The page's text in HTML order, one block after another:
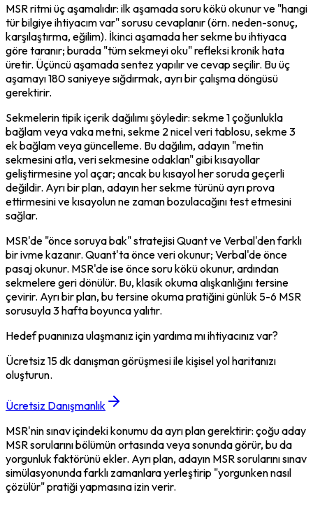
MSR ritmi üç aşamalıdır: ilk aşamada soru kökü okunur ve "hangi
tür bilgiye ihtiyacım var" sorusu cevaplanır (örn. neden-sonuç,
karşılaştırma, eğilim). İkinci aşamada her sekme bu ihtiyaca
göre taranır; burada "tüm sekmeyi oku" refleksi kronik hata
üretir. Üçüncü aşamada sentez yapılır ve cevap seçilir. Bu üç
aşamayı 180 saniyeye sığdırmak, ayrı bir çalışma döngüsü
gerektirir.
Sekmelerin tipik içerik dağılımı şöyledir: sekme 1 çoğunlukla
bağlam veya vaka metni, sekme 2 nicel veri tablosu, sekme 3
ek bağlam veya güncelleme. Bu dağılım, adayın "metin
sekmesini atla, veri sekmesine odaklan" gibi kısayollar
geliştirmesine yol açar; ancak bu kısayol her soruda geçerli
değildir. Ayrı bir plan, adayın her sekme türünü ayrı prova
ettirmesini ve kısayolun ne zaman bozulacağını test etmesini
sağlar.
MSR'de "önce soruya bak" stratejisi Quant ve Verbal'den farklı
bir ivme kazanır. Quant'ta önce veri okunur; Verbal'de önce
pasaj okunur. MSR'de ise önce soru kökü okunur, ardından
sekmelere geri dönülür. Bu, klasik okuma alışkanlığını tersine
çevirir. Ayrı bir plan, bu tersine okuma pratiğini günlük 5-6 MSR
sorusuyla 3 hafta boyunca yalıtır.
Hedef puanınıza ulaşmanız için yardıma mı ihtiyacınız var?
Ücretsiz 15 dk danışman görüşmesi ile kişisel yol haritanızı
oluşturun.
Ücretsiz Danışmanlık
MSR'nin sınav içindeki konumu da ayrı plan gerektirir: çoğu aday
MSR sorularını bölümün ortasında veya sonunda görür, bu da
yorgunluk faktörünü ekler. Ayrı plan, adayın MSR sorularını sınav
simülasyonunda farklı zamanlara yerleştirip "yorgunken nasıl
çözülür" pratiği yapmasına izin verir.